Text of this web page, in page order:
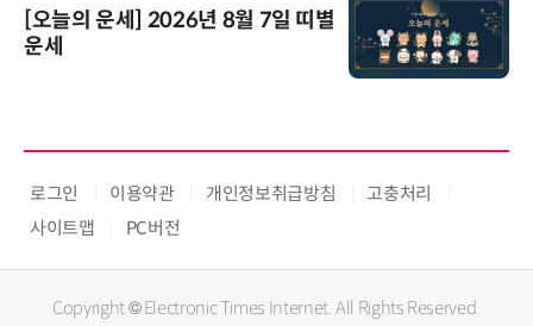
[오늘의 운세] 2026년 8월 7일 띠별
운세
로그인 이용약관 개인정보취급방침
고충처리
사이트맵
PC버전
Copyright © Electronic Times Internet. All Rights Reserved.